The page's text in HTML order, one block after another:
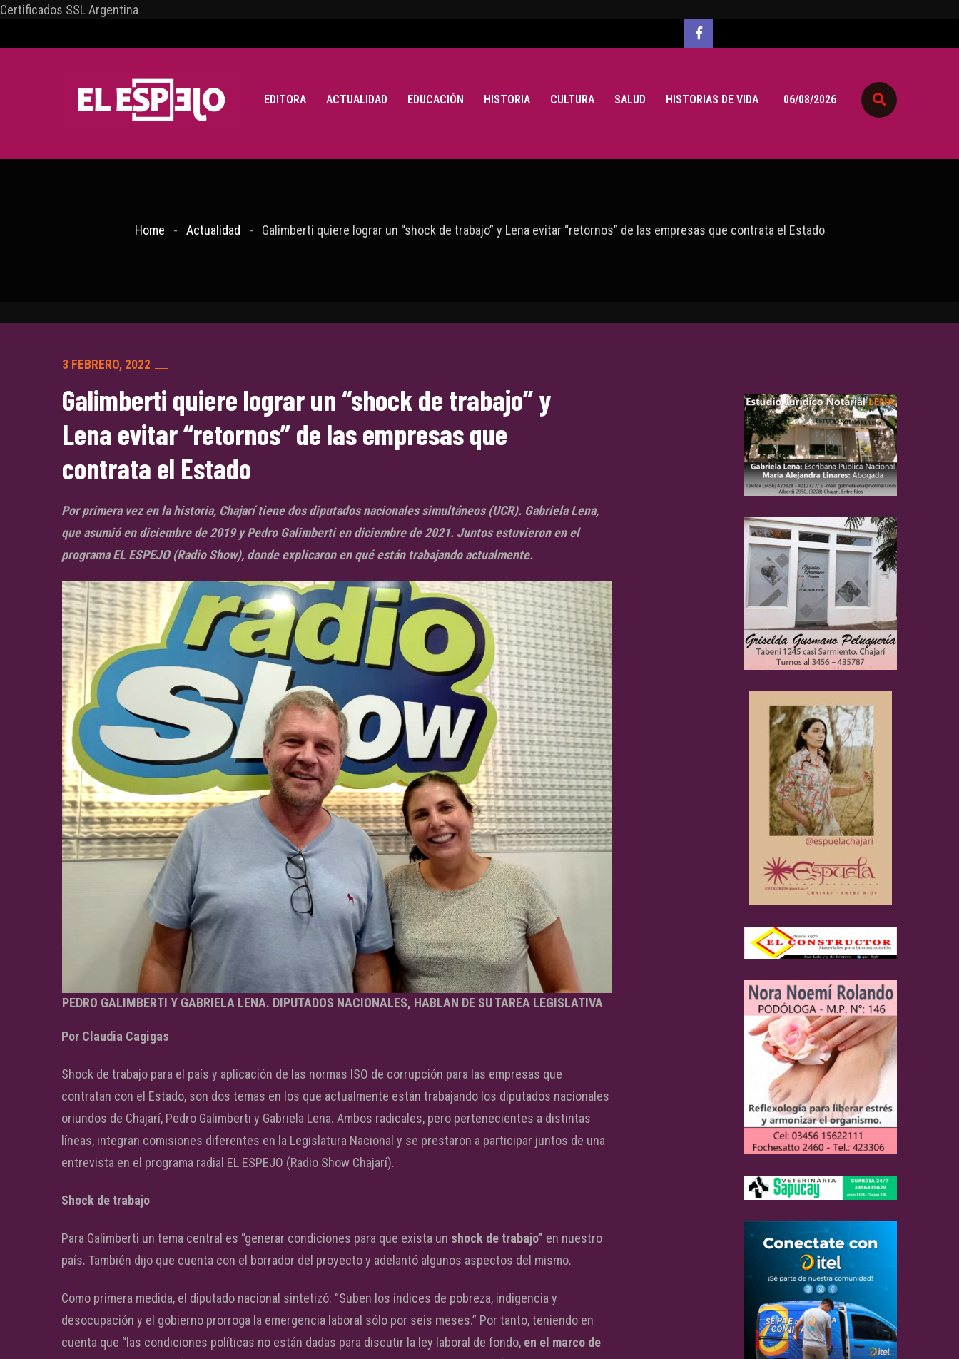
Certificados SSL Argentina
EDITORA ACTUALIDAD EDUCACIÓN HISTORIA CULTURA SALUD HISTORIAS DE VIDA 06/08/2026
Home Actualidad Galimberti quiere lograr un “shock de trabajo” y Lena evitar “retornos” de las empresas que contrata el Estado
3 FEBRERO, 2022
Galimberti quiere lograr un “shock de trabajo” y
Lena evitar “retornos” de las empresas que
contrata el Estado
Por primera vez en la historia, Chajarí tiene dos diputados nacionales simultáneos (UCR). Gabriela Lena,
que asumió en diciembre de 2019 y Pedro Galimberti en diciembre de 2021. Juntos estuvieron en el
programa EL ESPEJO (Radio Show), donde explicaron en qué están trabajando actualmente.
PEDRO GALIMBERTI Y GABRIELA LENA. DIPUTADOS NACIONALES, HABLAN DE SU TAREA LEGISLATIVA
Por Claudia Cagigas
Shock de trabajo para el país y aplicación de las normas ISO de corrupción para las empresas que
contratan con el Estado, son dos temas en los que actualmente están trabajando los diputados nacionales
oriundos de Chajarí, Pedro Galimberti y Gabriela Lena. Ambos radicales, pero pertenecientes a distintas
líneas, integran comisiones diferentes en la Legislatura Nacional y se prestaron a participar juntos de una
entrevista en el programa radial EL ESPEJO (Radio Show Chajarí).
Shock de trabajo
Para Galimberti un tema central es “generar condiciones para que exista un shock de trabajo” en nuestro
país. También dijo que cuenta con el borrador del proyecto y adelantó algunos aspectos del mismo.
Como primera medida, el diputado nacional sintetizó: “Suben los índices de pobreza, indigencia y
desocupación y el gobierno prorroga la emergencia laboral sólo por seis meses.” Por tanto, teniendo en
cuenta que “las condiciones políticas no están dadas para discutir la ley laboral de fondo, en el marco de